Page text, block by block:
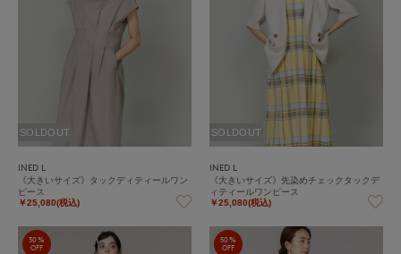
SOLDOUT
INED L
《大きいサイズ》タックディティールワン
ピース
￥25,080(税込)
SOLDOUT
INED L
《大きいサイズ》先染めチェックタックデ
ィティールワンピース
￥25,080(税込)
30%
OFF
50%
OFF